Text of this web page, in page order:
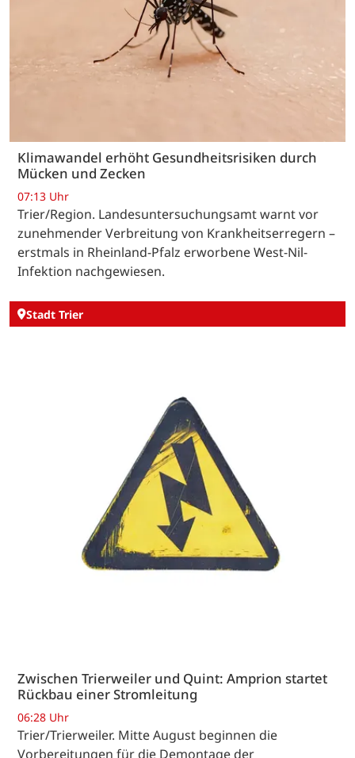
Klimawandel erhöht Gesundheitsrisiken durch
Mücken und Zecken
07:13 Uhr
Trier/Region. Landesuntersuchungsamt warnt vor
zunehmender Verbreitung von Krankheitserregern –
erstmals in Rheinland-Pfalz erworbene West-Nil-
Infektion nachgewiesen.
Stadt Trier
Zwischen Trierweiler und Quint: Amprion startet
Rückbau einer Stromleitung
06:28 Uhr
Trier/Trierweiler. Mitte August beginnen die
Vorbereitungen für die Demontage der